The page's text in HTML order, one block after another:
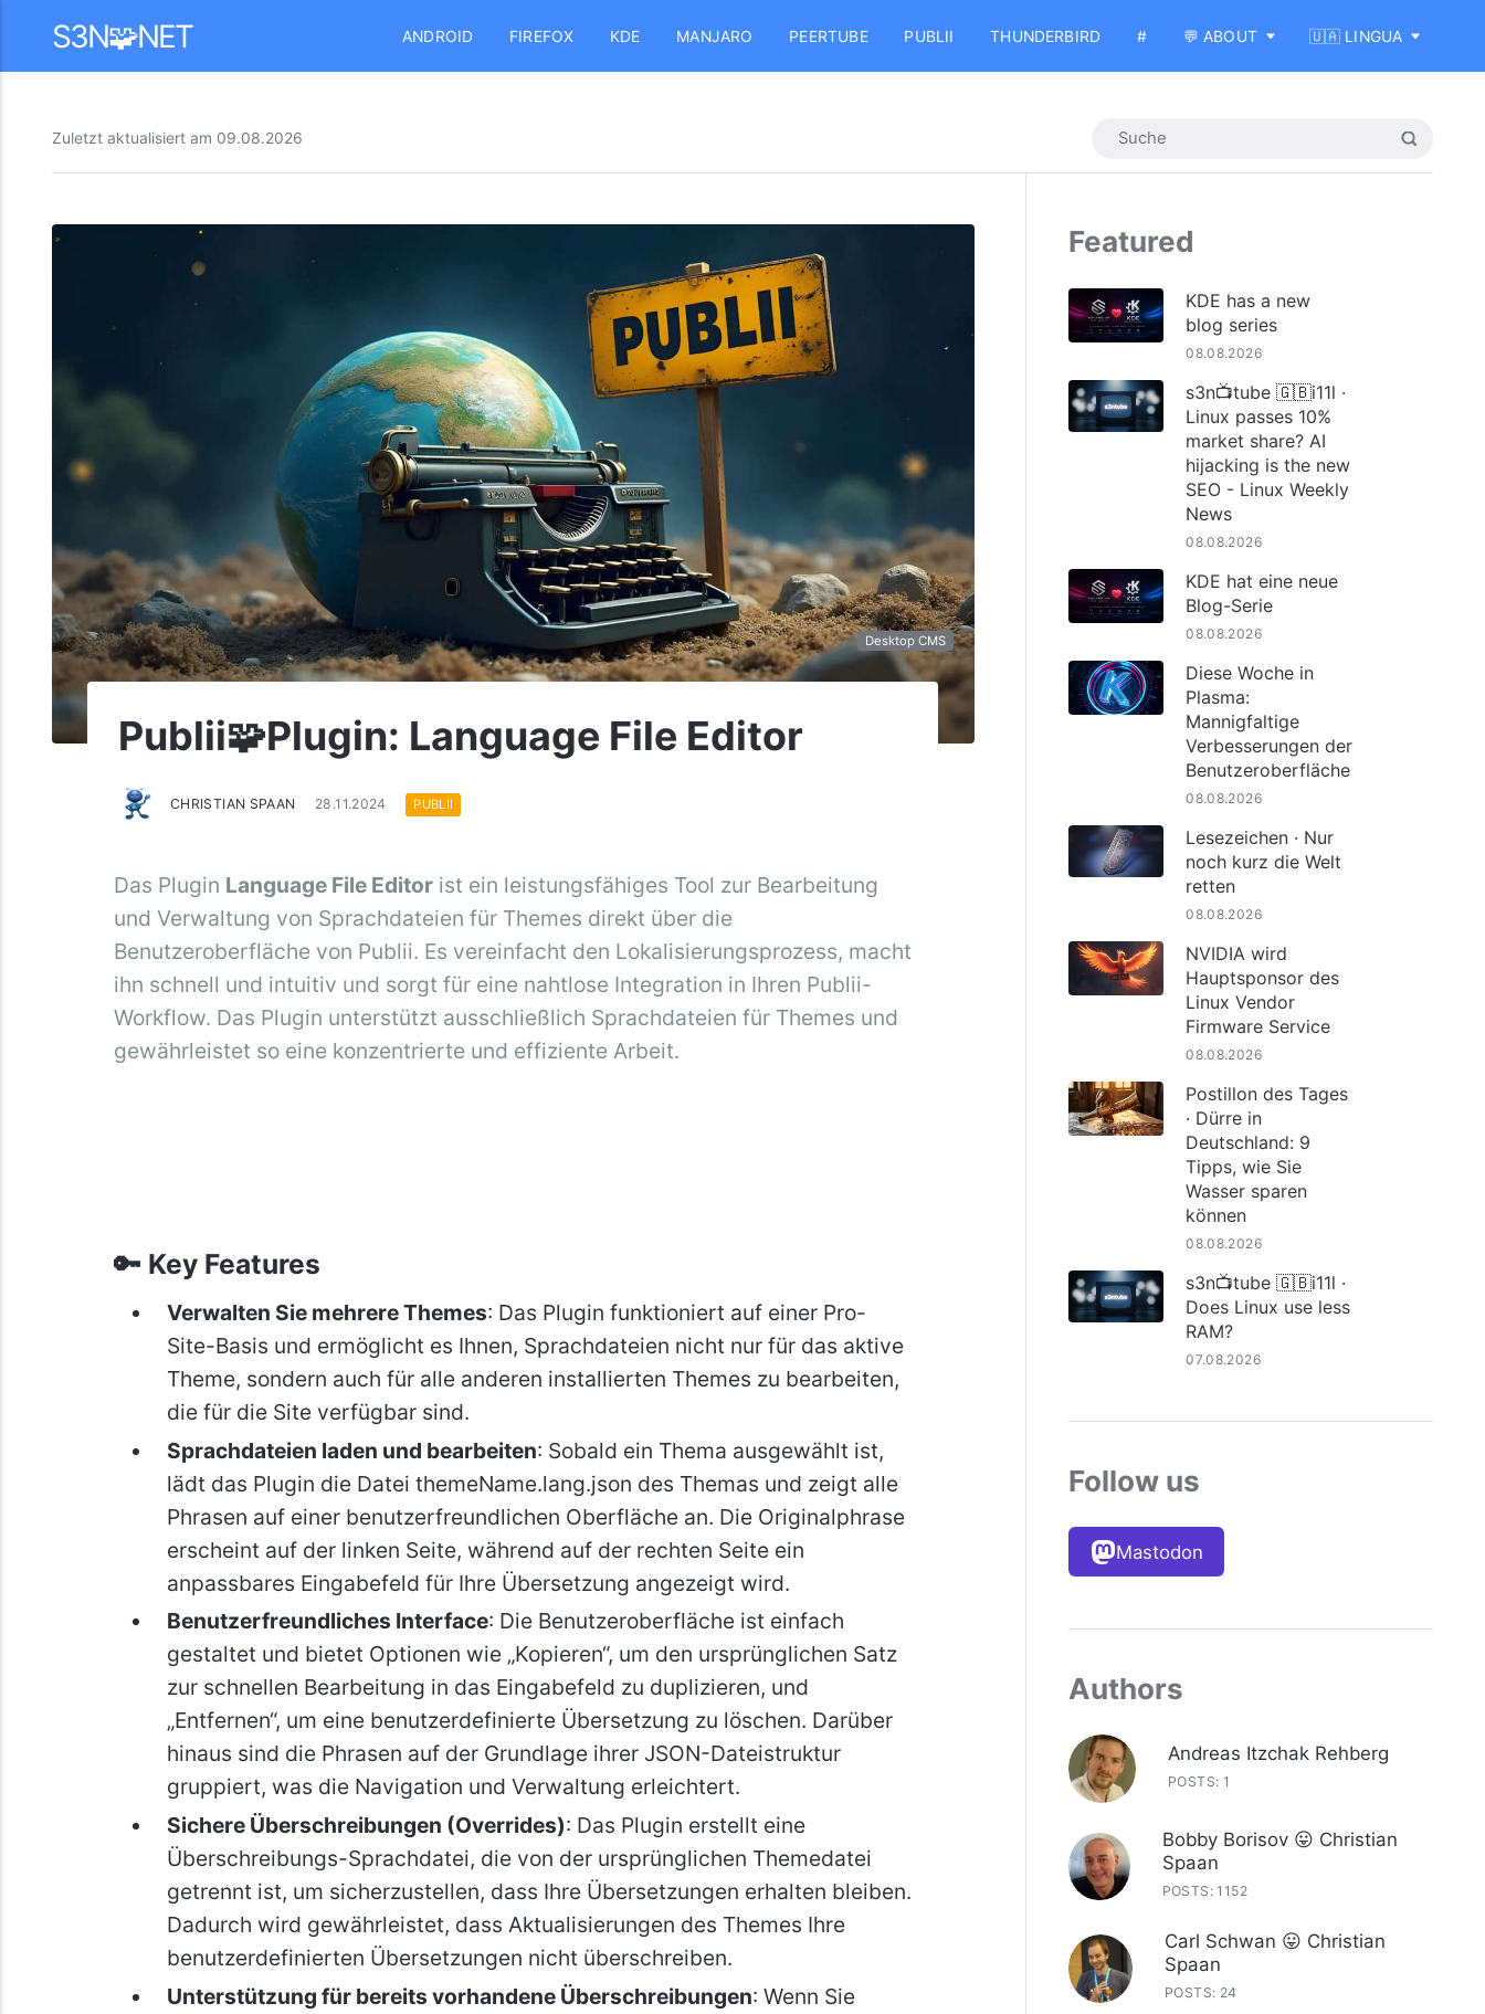
S3N🧩NET ANDROID FIREFOX KDE MANJARO PEERTUBE PUBLII THUNDERBIRD # 💬 ABOUT 🇺🇦 LINGUA
Zuletzt aktualisiert am 09.08.2026
Desktop CMS
Publii🧩Plugin: Language File Editor
CHRISTIAN SPAAN 28.11.2024 PUBLII
Das Plugin Language File Editorist ein leistungsfähiges Tool zur Bearbeitung
und Verwaltung von Sprachdateien für Themes direkt über die
Benutzeroberfläche von Publii. Es vereinfacht den Lokalisierungsprozess, macht
ihn schnell und intuitiv und sorgt für eine nahtlose Integration in Ihren Publii-
Workflow. Das Plugin unterstützt ausschließlich Sprachdateien für Themes und
gewährleistet so eine konzentrierte und effiziente Arbeit.
🔑 Key Features
Verwalten Sie mehrere Themes: Das Plugin funktioniert auf einer Pro-
Site-Basis und ermöglicht es Ihnen, Sprachdateien nicht nur für das aktive
Theme, sondern auch für alle anderen installierten Themes zu bearbeiten,
die für die Site verfügbar sind.
Sprachdateien laden und bearbeiten: Sobald ein Thema ausgewählt ist,
lädt das Plugin die Datei themeName.lang.json des Themas und zeigt alle
Phrasen auf einer benutzerfreundlichen Oberfläche an. Die Originalphrase
erscheint auf der linken Seite, während auf der rechten Seite ein
anpassbares Eingabefeld für Ihre Übersetzung angezeigt wird.
Benutzerfreundliches Interface: Die Benutzeroberfläche ist einfach
gestaltet und bietet Optionen wie „Kopieren“, um den ursprünglichen Satz
zur schnellen Bearbeitung in das Eingabefeld zu duplizieren, und
„Entfernen“, um eine benutzerdefinierte Übersetzung zu löschen. Darüber
hinaus sind die Phrasen auf der Grundlage ihrer JSON-Dateistruktur
gruppiert, was die Navigation und Verwaltung erleichtert.
Sichere Überschreibungen (Overrides): Das Plugin erstellt eine
Überschreibungs-Sprachdatei, die von der ursprünglichen Themedatei
getrennt ist, um sicherzustellen, dass Ihre Übersetzungen erhalten bleiben.
Dadurch wird gewährleistet, dass Aktualisierungen des Themes Ihre
benutzerdefinierten Übersetzungen nicht überschreiben.
Unterstützung für bereits vorhandene Überschreibungen: Wenn Sie
Featured
KDE has a new
blog series
08.08.2026
s3n📺tube 🇬🇧i11l ·
Linux passes 10%
market share? AI
hijacking is the new
SEO - Linux Weekly
News
08.08.2026
KDE hat eine neue
Blog-Serie
08.08.2026
Diese Woche in
Plasma:
Mannigfaltige
Verbesserungen der
Benutzeroberfläche
08.08.2026
Lesezeichen · Nur
noch kurz die Welt
retten
08.08.2026
NVIDIA wird
Hauptsponsor des
Linux Vendor
Firmware Service
08.08.2026
Postillon des Tages
· Dürre in
Deutschland: 9
Tipps, wie Sie
Wasser sparen
können
08.08.2026
s3n📺tube 🇬🇧i11l ·
Does Linux use less
RAM?
07.08.2026
Follow us
Mastodon
Authors
Andreas Itzchak Rehberg
POSTS: 1
Bobby Borisov 😛 Christian
Spaan
POSTS: 1152
Carl Schwan 😛 Christian
Spaan
POSTS: 24